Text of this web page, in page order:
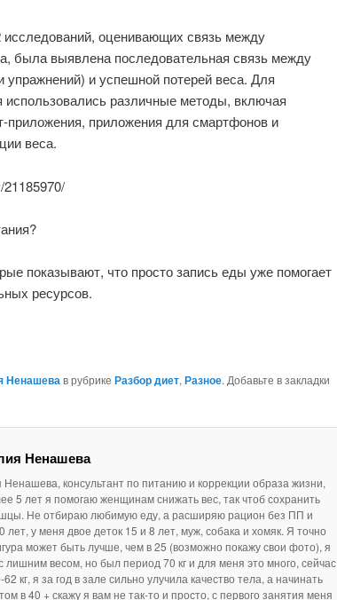
исследований, оценивающих связь между
была выявлена последовательная связь между
и успешной потерей веса. Для
различные методы, включая
приложения, приложения для смартфонов и
веса.
показывают, что просто запись еды уже помогает
ресурсов.
Ненашевав рубрике Разбор диет, Разное. Добавьте в закладки
Ненашева
консультант по питанию и коррекции образа жизни,
5 лет я помогаю женщинам снижать вес, так чтоб сохранить
Не отбираю любимую еду, а расширяю рацион без ПП и
лет, у меня двое деток 15 и 8 лет, муж, собака и хомяк. Я точно
может быть лучше, чем в 25 (возможно покажу свои фото), я
лишним весом, но был период 70 кг и для меня это много, сейчас
кг, я за год в зале сильно улучила качество тела, а начинать
в 40 + скажу я вам не так-то и просто, с первого занятия меня